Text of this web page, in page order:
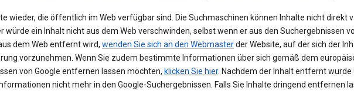
wieder, die öffentlich im Web verfügbar sind. Die Suchmaschinen können Inhalte nicht direkt
ein Inhalt nicht aus dem Web verschwinden, selbst wenn er aus den Suchergebnissen
dem Web entfernt wird, wenden Sie sich an den Webmasterder Website, auf der sich der
vorzunehmen. Wenn Sie zudem bestimmte Informationen über sich gemäß dem
von Google entfernen lassen möchten, klicken Sie hier. Nachdem der Inhalt entfernt wurde
nicht mehr in den Google-Suchergebnissen. Falls Sie Inhalte dringend entfernen